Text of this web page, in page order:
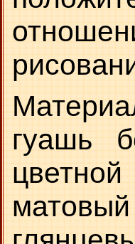
гуашь